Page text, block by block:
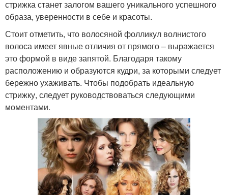
стрижка станет залогом вашего уникального успешного
образа, уверенности в себе и красоты.
Стоит отметить, что волосяной фолликул волнистого
волоса имеет явные отличия от прямого – выражается
это формой в виде запятой. Благодаря такому
расположению и образуются кудри, за которыми следует
бережно ухаживать. Чтобы подобрать идеальную
стрижку, следует руководствоваться следующими
моментами.